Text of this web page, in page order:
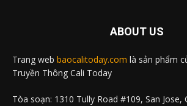
ABOUT US
Trang web baocalitoday.com là sản phẩm
Truyền Thông Cali Today
Tòa soạn: 1310 Tully Road #109, San Jose,